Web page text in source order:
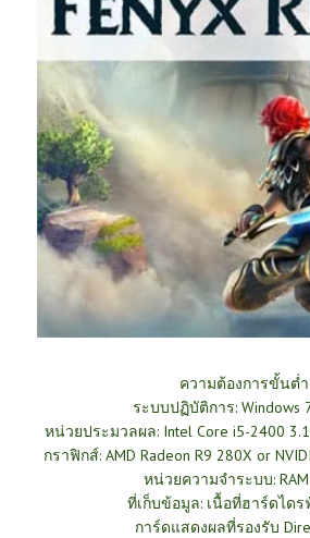
ความต้องการขั้นต่ำ
ระบบปฏิบัติการ: Windows
หน่วยประมวลผล: Intel Core i5-2400
กราฟิกส์: AMD Radeon R9 280X or
หน่วยความจำระบบ: RAM
ที่เก็บข้อมูล: เนื้อที่ฮาร์ดไดร
การ์ดแสดงผลที่รองรับ